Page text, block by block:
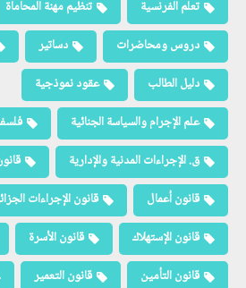
تعلم الفرنسية تنظيم مهنة المحاماة
دروس ومحاضرات
دساتير
دليل الطالب
عقود نموذجية
علم الإجرام والسياسة الجنائية
ق. الإجراءات المدنية والإدارية
قانون أعمال
قانون الإجراءات
قانون الإستهلاك
قانون الأسرة
قانون التأمين
قانون التعمير